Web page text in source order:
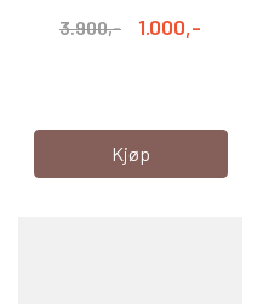
3.900,- 1.000,-
Kjøp